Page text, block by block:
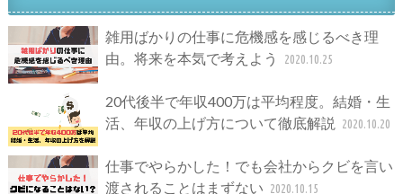
雑用ばかりの仕事に危機感を感じるべき理
由。将来を本気で考えよう
2020.10.25
20代後半で年収400万は平均程度。結婚・生
活、年収の上げ方について徹底解説
2020.10.20
仕事でやらかした！でも会社からクビを言い
渡されることはまずない 2020.10.15